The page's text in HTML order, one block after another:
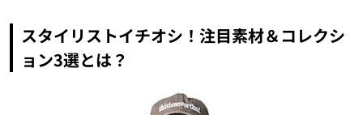
スタイリストイチオシ！注目素材＆コレクシ
ョン3選とは？